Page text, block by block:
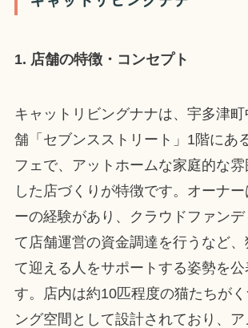
1. 店舗の特徴・コンセプト
キャットリビングナナは、宇多津
舗「セブンスストリート」1階にあ
フェで、アットホームな家庭的な
した店づくりが特徴です。オーナ
ーの経験があり、クラウドファン
て店舗運営の資金調達を行うなど、
て迎える人をサポートする姿勢を公
す。店内は約10匹程度の猫たちが
ング空間として設計されており、ア